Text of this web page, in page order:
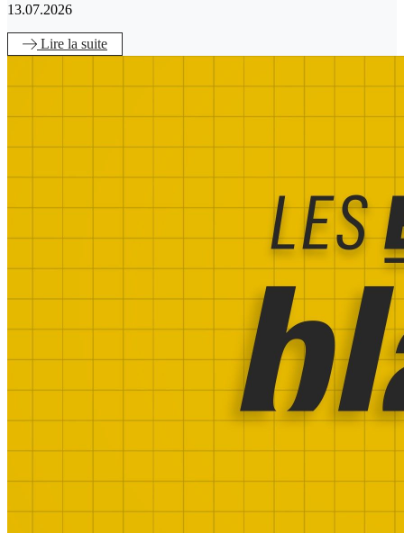
13.07.2026
Lire la suite